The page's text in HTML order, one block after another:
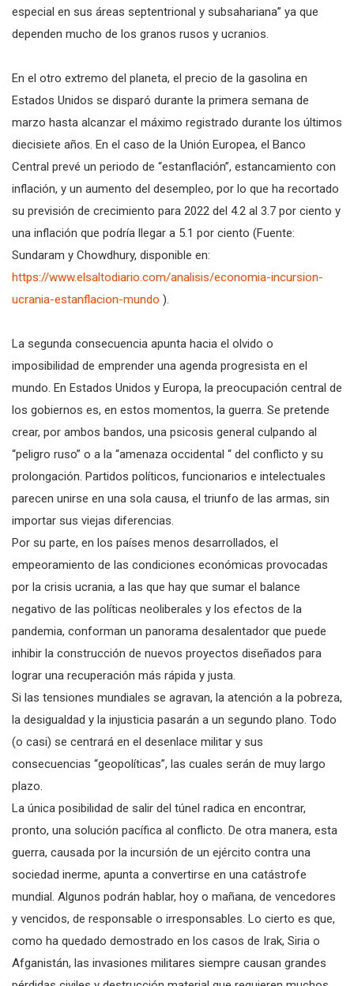
especial en sus áreas septentrional y subsahariana” ya que
dependen mucho de los granos rusos y ucranios.
En el otro extremo del planeta, el precio de la gasolina en
Estados Unidos se disparó durante la primera semana de
marzo hasta alcanzar el máximo registrado durante los últimos
diecisiete años. En el caso de la Unión Europea, el Banco
Central prevé un periodo de “estanflación”, estancamiento con
inflación, y un aumento del desempleo, por lo que ha recortado
su previsión de crecimiento para 2022 del 4.2 al 3.7 por ciento y
una inflación que podría llegar a 5.1 por ciento (Fuente:
Sundaram y Chowdhury, disponible en:
https://www.elsaltodiario.com/analisis/economia-incursion-
ucrania-estanflacion-mundo ).
La segunda consecuencia apunta hacia el olvido o
imposibilidad de emprender una agenda progresista en el
mundo. En Estados Unidos y Europa, la preocupación central de
los gobiernos es, en estos momentos, la guerra. Se pretende
crear, por ambos bandos, una psicosis general culpando al
“peligro ruso” o a la “amenaza occidental “ del conflicto y su
prolongación. Partidos políticos, funcionarios e intelectuales
parecen unirse en una sola causa, el triunfo de las armas, sin
importar sus viejas diferencias.
Por su parte, en los países menos desarrollados, el
empeoramiento de las condiciones económicas provocadas
por la crisis ucrania, a las que hay que sumar el balance
negativo de las políticas neoliberales y los efectos de la
pandemia, conforman un panorama desalentador que puede
inhibir la construcción de nuevos proyectos diseñados para
lograr una recuperación más rápida y justa.
Si las tensiones mundiales se agravan, la atención a la pobreza,
la desigualdad y la injusticia pasarán a un segundo plano. Todo
(o casi) se centrará en el desenlace militar y sus
consecuencias “geopolíticas”, las cuales serán de muy largo
plazo.
La única posibilidad de salir del túnel radica en encontrar,
pronto, una solución pacífica al conflicto. De otra manera, esta
guerra, causada por la incursión de un ejército contra una
sociedad inerme, apunta a convertirse en una catástrofe
mundial. Algunos podrán hablar, hoy o mañana, de vencedores
y vencidos, de responsable o irresponsables. Lo cierto es que,
como ha quedado demostrado en los casos de Irak, Siria o
Afganistán, las invasiones militares siempre causan grandes